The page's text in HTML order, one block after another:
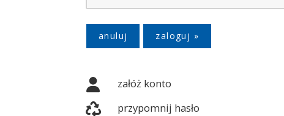
anuluj
załóż konto
przypomnij hasło